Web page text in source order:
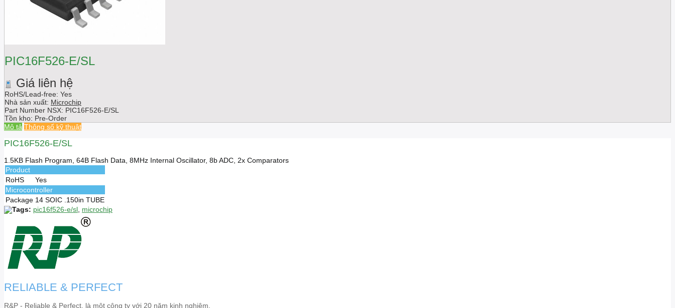
PIC16F526-E/SL
Giá liên hệ
RoHS/Lead-free: Yes
Nhà sản xuất: Microchip
Part Number NSX: PIC16F526-E/SL
Tồn kho: Pre-Order
Mô tả Thông số kỹ thuật
PIC16F526-E/SL
1.5KB Flash Program, 64B Flash Data, 8MHz Internal Oscillator, 8b ADC, 2x Comparators
Product
RoHS
Yes
Microcontroller
Package 14 SOIC .150in TUBE
Tags: pic16f526-e/sl microchip
RELIABLE & PERFECT
R&P - Reliable & Perfect, là một công ty với 20 năm kinh nghiệm,